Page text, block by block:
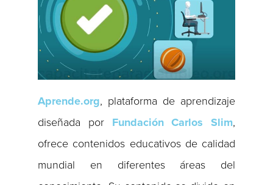
Aprende.org, plataforma de aprendizaje
diseñada por Fundación Carlos Slim,
ofrece contenidos educativos de calidad
mundial en diferentes áreas del